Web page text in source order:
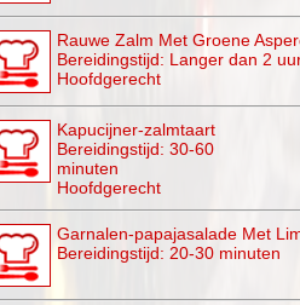
Rauwe Zalm Met Groene
Bereidingstijd: Langer dan 2
Hoofdgerecht
Kapucijner-zalmtaart
Bereidingstijd: 30-60
minuten
Hoofdgerecht
Garnalen-papajasalade Met
Bereidingstijd: 20-30 minuten